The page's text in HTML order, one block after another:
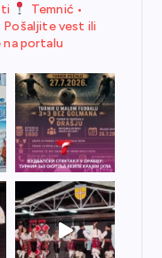
Temnić •
Pošaljite vest ili
portalu